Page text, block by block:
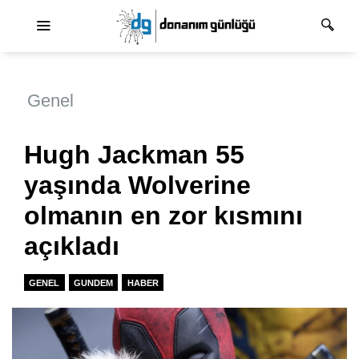
Genel
Hugh Jackman 55
yaşında Wolverine
olmanın en zor kısmını
açıkladı
GENEL GUNDEM HABER